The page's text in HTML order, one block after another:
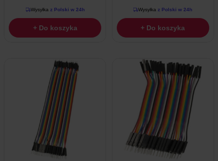
Wysyłka z Polski w 24h
+ Do koszyka
Wysyłka z Polski w 24h
+ Do koszyka